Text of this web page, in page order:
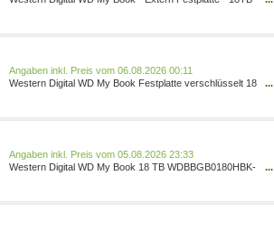
Preis vom 06.08.2026 00:11
Western Digital WD My Book Festplatte verschlüsselt 18
...
Preis vom 05.08.2026 23:33
Western Digital WD My Book 18 TB WDBBGB0180HBK-
...